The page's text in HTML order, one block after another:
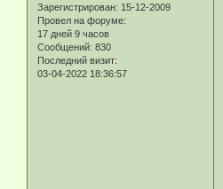
Зарегистрирован: 15-12-2009
Провел на форуме:
17 дней 9 часов
Сообщений: 830
Последний визит:
03-04-2022 18:36:57